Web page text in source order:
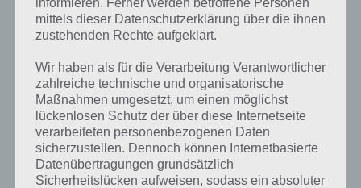
Schleier
Bilder 1 Wort, doch welche Bedeutung hat dieses eigentlich und was
gibt es dazu zu wissen? Passt das Wort auch zu Im Land der
Fantasie? Zu bestimmten Lösungen präsentieren wir daher auch
immer eine kurze Begriffserklärung!
Zu Schleier haben wir zunächst keine weiteren Informationen parat!
mittels dieser Datenschutzerklärung über die ihnen
zustehenden Rechte aufgeklärt.
Wir haben als für die Verarbeitung Verantwortlicher
zahlreiche technische und organisatorische
Maßnahmen umgesetzt, um einen möglichst
lückenlosen Schutz der über diese Internetseite
verarbeiteten personenbezogenen Daten
sicherzustellen. Dennoch können Internetbasierte
Datenübertragungen grundsätzlich
Sicherheitslücken aufweisen, sodass ein absoluter